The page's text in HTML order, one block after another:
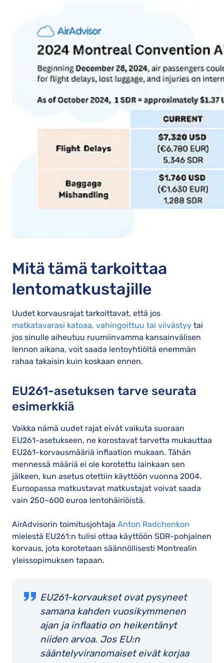
Mitä tämä tarkoittaa
lentomatkustajille
Uudet korvausrajat tarkoittavat, että jos
matkatavarasi katoaa, vahingoittuu tai viivästyy tai
jos sinulle aiheutuu ruumiinvamma kansainvälisen
lennon aikana, voit saada lentoyhtiöltä enemmän
rahaa takaisin kuin koskaan ennen.
EU261-asetuksen tarve seurata
esimerkkiä
Vaikka nämä uudet rajat eivät vaikuta suoraan
EU261-asetukseen, ne korostavat tarvetta mukauttaa
EU261-korvausmääriä inflaation mukaan. Tähän
mennessä määriä ei ole korotettu lainkaan sen
jälkeen, kun asetus otettiin käyttöön vuonna 2004.
Euroopassa matkustavat matkustajat voivat saada
vain 250–600 euroa lentohäiriöistä.
AirAdvisorin toimitusjohtaja Anton Radchenkon
mielestä EU261:n tulisi ottaa käyttöön SDR-pohjainen
korvaus, jota korotetaan säännöllisesti Montrealin
yleissopimuksen tapaan.
EU261-korvaukset ovat pysyneet
samana kahden vuosikymmenen
ajan ja inflaatio on heikentänyt
niiden arvoa. Jos EU:n
sääntelyviranomaiset eivät korjaa